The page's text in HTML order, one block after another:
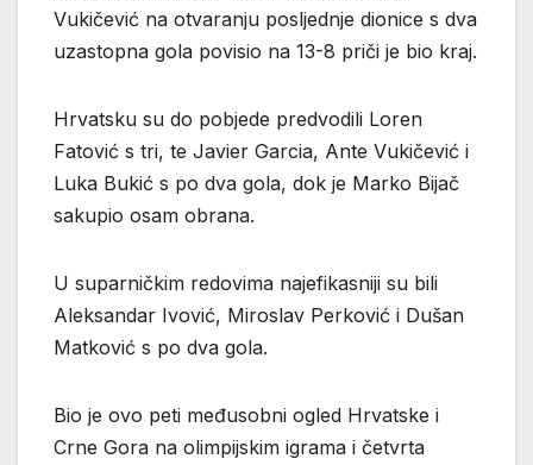
Vukičević na otvaranju posljednje dionice s dva
uzastopna gola povisio na 13-8 priči je bio kraj.
Hrvatsku su do pobjede predvodili Loren
Fatović s tri, te Javier Garcia, Ante Vukičević i
Luka Bukić s po dva gola, dok je Marko Bijač
sakupio osam obrana.
U suparničkim redovima najefikasniji su bili
Aleksandar Ivović, Miroslav Perković i Dušan
Matković s po dva gola.
Bio je ovo peti međusobni ogled Hrvatske i
Crne Gora na olimpijskim igrama i četvrta